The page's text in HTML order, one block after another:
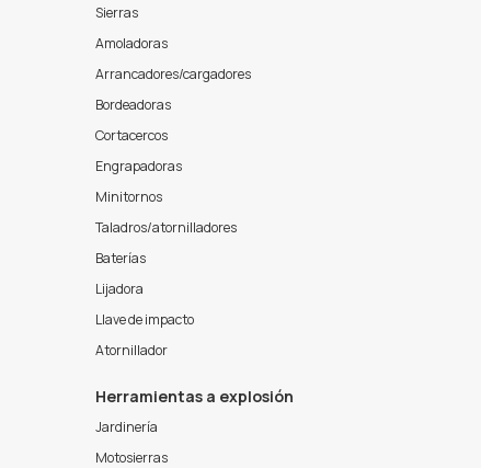
Sierras
Amoladoras
Arrancadores/cargadores
Bordeadoras
Cortacercos
Engrapadoras
Minitornos
Taladros/atornilladores
Baterías
Lijadora
Llave de impacto
Atornillador
Herramientas a explosión
Jardinería
Motosierras